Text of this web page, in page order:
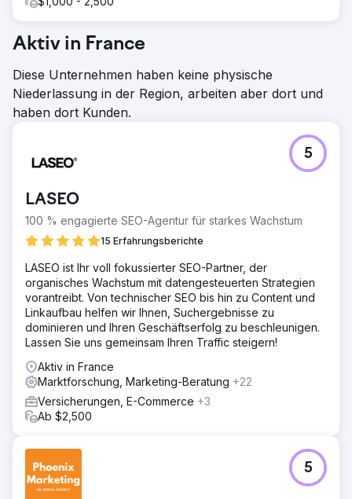
Aktiv in France
Diese Unternehmen haben keine physische
Niederlassung in der Region, arbeiten aber dort und
haben dort Kunden.
LASEO
100 % engagierte SEO-Agentur für starkes Wachstum
15 Erfahrungsberichte
5
LASEO ist Ihr voll fokussierter SEO-Partner, der
organisches Wachstum mit datengesteuerten Strategien
vorantreibt. Von technischer SEO bis hin zu Content und
Linkaufbau helfen wir Ihnen, Suchergebnisse zu
dominieren und Ihren Geschäftserfolg zu beschleunigen.
Lassen Sie uns gemeinsam Ihren Traffic steigern!
Aktiv in France
Marktforschung, Marketing-Beratung +22
Versicherungen, E-Commerce +3
Ab $2,500
5